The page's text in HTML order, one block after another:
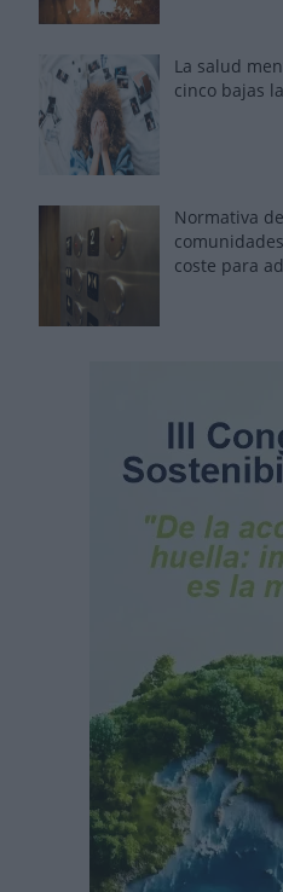
La salud
cinco bajas
Normativa
coste para